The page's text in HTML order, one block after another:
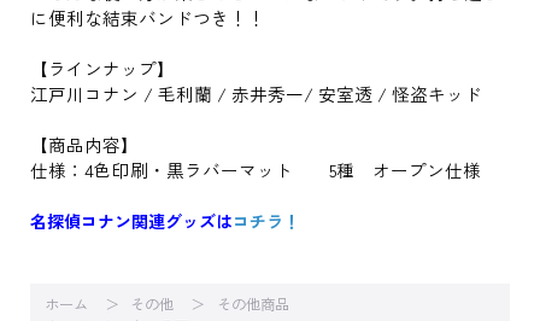
に便利な結束バンドつき！！
【ラインナップ】
江戸川コナン / 毛利蘭 / 赤井秀一/ 安室透 / 怪盗キッド
【商品内容】
仕様：4色印刷・黒ラバーマット 5種 オープン仕様
名探偵コナン関連グッズはコチラ！
ホーム その他
その他商品